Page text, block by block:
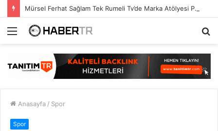
Mürsel Ferhat Sağlam Tek Rumeli Tv’de Marka Atölyesi Programına Konuk Oldu
Menü
Anasayfa / Spor
Spor